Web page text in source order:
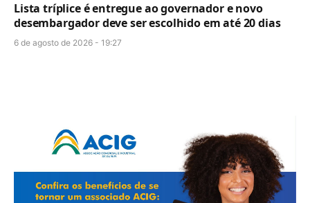
Lista tríplice é entregue ao governador e novo
desembargador deve ser escolhido em até 20 dias
6 de agosto de 2026 - 19:27